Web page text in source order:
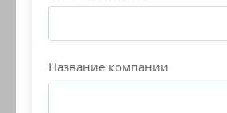
Название компании